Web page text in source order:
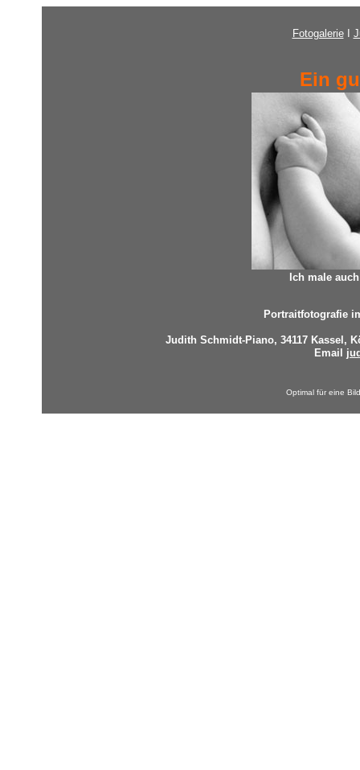
Fotogalerie
Ein
Ich male
Portraitfotografie
Judith Schmidt-Piano, 34117 Kassel,
Email
Optimal für eine